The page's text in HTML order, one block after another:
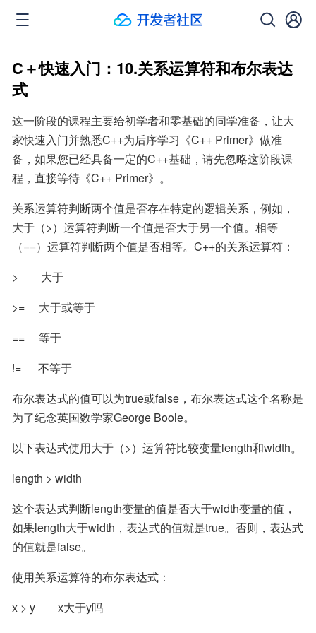
C＋快速入门：10.关系运算符和布尔表达
式
这一阶段的课程主要给初学者和零基础的同学准备，让大
家快速入门并熟悉C++为后序学习《C++ Primer》做准
备，如果您已经具备一定的C++基础，请先忽略这阶段课
程，直接等待《C++ Primer》。
关系运算符判断两个值是否存在特定的逻辑关系，例如，
大于（>）运算符判断一个值是否大于另一个值。相等
（==）运算符判断两个值是否相等。C++的关系运算符：
>        大于
>=     大于或等于
==     等于
!=      不等于
布尔表达式的值可以为true或false，布尔表达式这个名称是
为了纪念英国数学家George Boole。
以下表达式使用大于（>）运算符比较变量length和width。
length > width
这个表达式判断length变量的值是否大于width变量的值，
如果length大于width，表达式的值就是true。否则，表达式
的值就是false。
使用关系运算符的布尔表达式：
x > y        x大于y吗